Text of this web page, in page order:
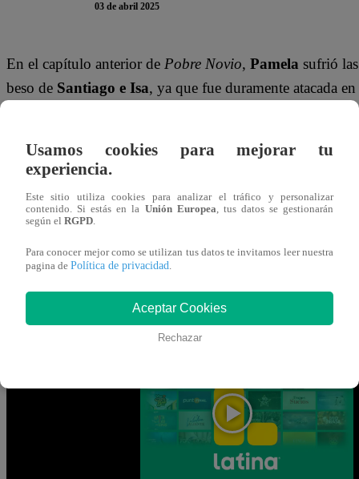
03 de abril 2025
En el capítulo anterior de Pobre Novio, Pamela sufrió
beso de Santiago e Isa, ya que fue duramente atacada
le agradeció por su sacrificio,
En el episodio de hoy,
entre lágrimas le dice:“Estoy harta de ser la novia de
enfrenta aSantiago
¿Qué haráSantiagotras esta confesión? ¿Será capaz
Mira AQUÍ el nuevo episodio de
Usamos cookies para mejorar tu
experiencia.
Este sitio utiliza cookies para analizar el tráfico y personalizar
contenido. Si estás en la Unión Europea , tus datos se gestionarán
según el RGPD
Para conocer mejor como se utilizan tus datos te invitamos leer nuestra
pagina de Política de privacidad
Aceptar Cookies
Rechazar